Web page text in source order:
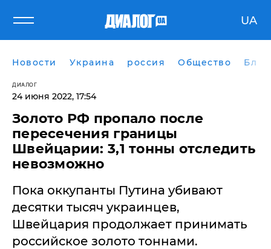
UA
Новости Украина россия Общество
ДИАЛОГ
24 июня 2022, 17:54
Золото РФ пропало после
пересечения границы
Швейцарии: 3,1 тонны отследить
невозможно
Пока оккупанты Путина убивают
десятки тысяч украинцев,
Швейцария продолжает принимать
российское золото тоннами.